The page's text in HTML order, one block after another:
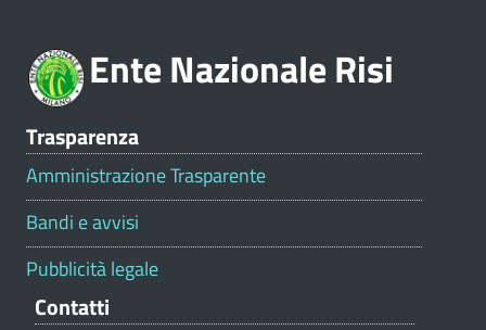
Ente Nazionale Risi
Trasparenza
Amministrazione Trasparente
Bandi e avvisi
Pubblicità legale
Contatti